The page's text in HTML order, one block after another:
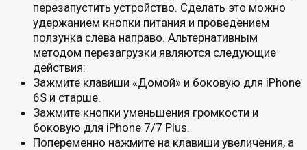
перезапустить устройство. Сделать это можно
удержанием кнопки питания и проведением
ползунка слева направо. Альтернативным
методом перезагрузки являются следующие
действия:
Зажмите клавиши «Домой» и боковую для iPhone
6S и старше.
Зажмите кнопки уменьшения громкости и
боковую для iPhone 7/7 Plus.
Попеременно нажмите на клавиши увеличения, а